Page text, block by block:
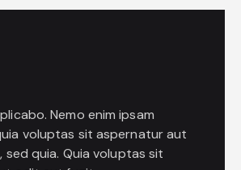
Nemo enim ipsam
voluptas sit aspernatur aut
quia. Quia voluptas sit